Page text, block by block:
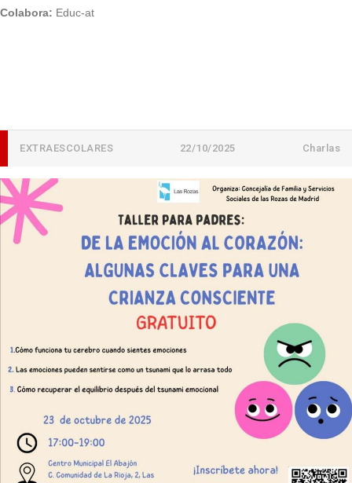
Colabora: Educ-at
EXTRAESCOLARES 22/10/2025 Charlas